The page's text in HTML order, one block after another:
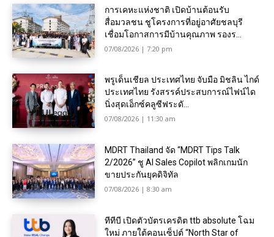
การเคหะแห่งชาติ เปิดบ้านต้อนรับ
สื่อมวลชน ชูโครงการที่อยู่อาศัยชลบุรี
เชื่อมโอกาสการมีบ้านคุณภาพ รองร...
07/08/2026 | 7:20 pm
พรูเด็นเชียล ประเทศไทย จับมือ มิชลิน ไกด์
ประเทศไทย รังสรรค์ประสบการณ์ไฟน์ได
นิ่งสุดเอ็กซ์คลูซีฟระดั...
07/08/2026 | 11:30 am
MDRT Thailand จัด “MDRT Tips Talk
2/2026” ชู AI Sales Copilot พลิกเกมนัก
ขายประกันยุคดิจิทัล
07/08/2026 | 8:30 am
ทีทีบี เปิดตัวบัตรเครดิต ttb absolute โฉม
ใหม่ ภายใต้คอนเซ็ปต์ “North Star of